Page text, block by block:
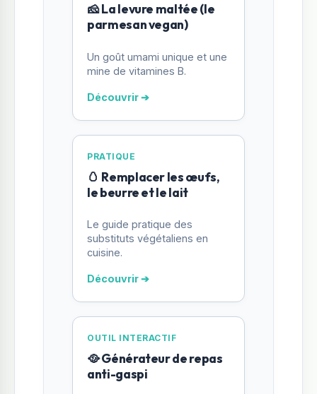
🧀 La levure maltée (le
parmesan vegan)
Un goût umami unique et une
mine de vitamines B.
Découvrir ➔
PRATIQUE
🥚 Remplacer les œufs,
le beurre et le lait
Le guide pratique des
substituts végétaliens en
cuisine.
Découvrir ➔
OUTIL INTERACTIF
🥘 Générateur de repas
anti-gaspi